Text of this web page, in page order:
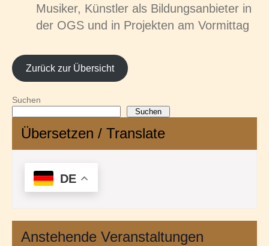
Musiker, Künstler als Bildungsanbieter in
der OGS und in Projekten am Vormittag
Zurück zur Übersicht
Suchen
Suchen
Übersetzen / Translate
DE
Anstehende Veranstaltungen